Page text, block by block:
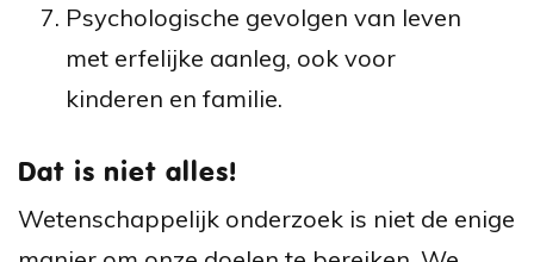
Psychologische gevolgen van leven
met erfelijke aanleg, ook voor
kinderen en familie.
Dat is niet alles!
Wetenschappelijk onderzoek is niet de enige